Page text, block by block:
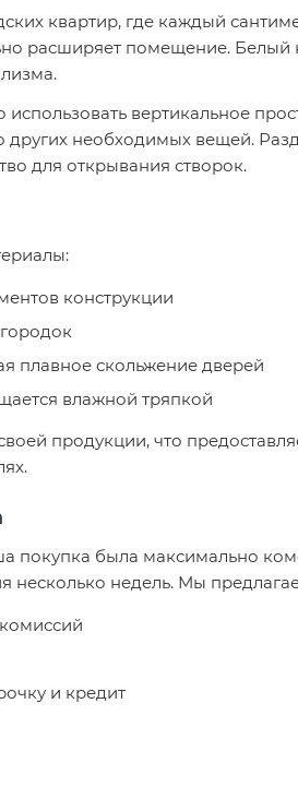
квартир, где каждый
расширяет помещение.
вертикальное
других необходимых вещей.
для открывания створок.
конструкции
плавное скольжение дверей
влажной тряпкой
продукции, что
покупка была максимально
несколько недель. Мы
и кредит